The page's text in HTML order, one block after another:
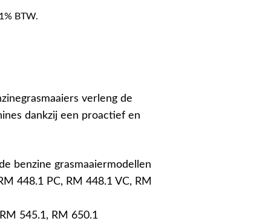
BTW.
verleng de
dankzij een proactief en
benzine grasmaaiermodellen
448.1 PC, RM 448.1 VC, RM
545.1, RM 650.1